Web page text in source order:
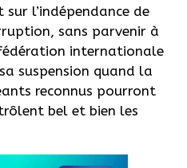
l’indépendance de
sans parvenir à
internationale
suspension quand la
reconnus pourront
bel et bien les